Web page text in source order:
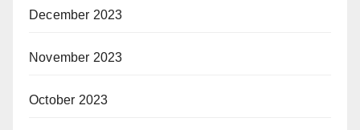
December 2023
November 2023
October 2023